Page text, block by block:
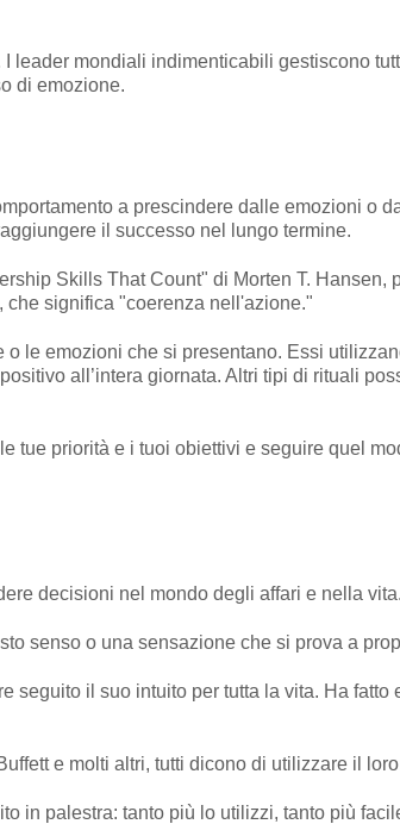
leader mondiali indimenticabili gestiscono
di emozione.
a prescindere dalle emozioni o
il successo nel lungo termine.
Skills That Count" di Morten T. Hansen,
significa "coerenza nell'azione."
le emozioni che si presentano. Essi
all’intera giornata. Altri tipi di rituali
tue priorità e i tuoi obiettivi e seguire quel
decisioni nel mondo degli affari e nella vita.
senso o una sensazione che si prova a
seguito il suo intuito per tutta la vita. Ha fatto
e molti altri, tutti dicono di utilizzare il
in palestra: tanto più lo utilizzi, tanto più